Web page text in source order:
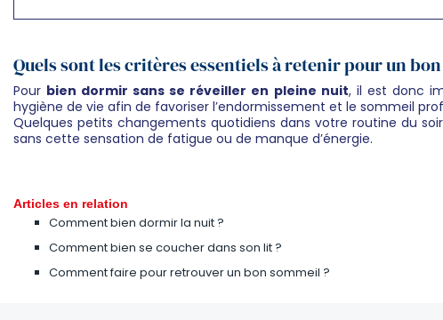
Quels sont les critères essentiels à retenir pour un
Pour bien dormir sans se réveiller en pleine nuit, il est donc
hygiène de vie afin de favoriser l’endormissement et le sommeil
Quelques petits changements quotidiens dans votre routine du
sans cette sensation de fatigue ou de manque d’énergie.
Articles en relation
Comment bien dormir la nuit ?
Comment bien se coucher dans son lit ?
Comment faire pour retrouver un bon sommeil ?